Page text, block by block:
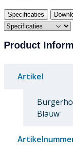
Specificaties
Product
Artikel
Blauw